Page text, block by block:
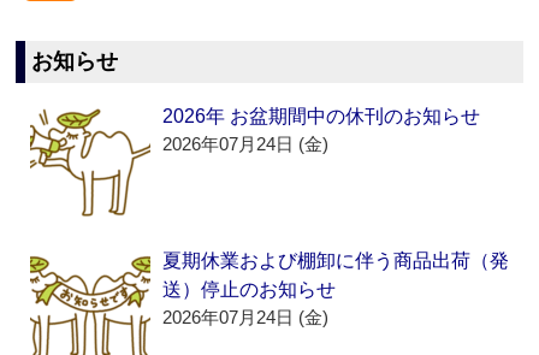
お知らせ
2026年 お盆期間中の休刊のお知らせ
2026年07月24日 (金)
夏期休業および棚卸に伴う商品出荷（発
送）停止のお知らせ
2026年07月24日 (金)